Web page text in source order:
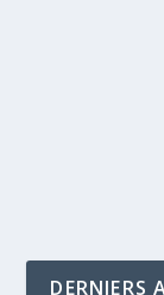
DERNIERS